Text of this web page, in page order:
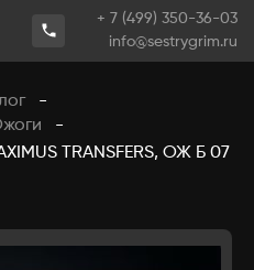
+ 7 (499) 350-36-03
info@sestrygrim.ru
-
-
TRANSFERS, ОЖ Б 07